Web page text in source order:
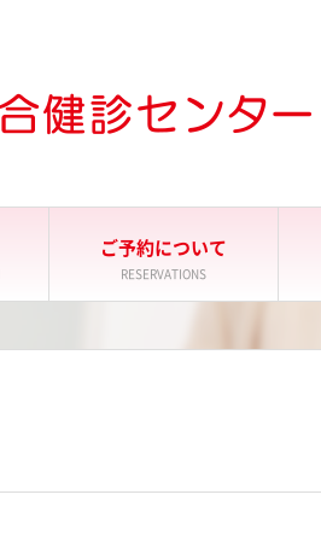
ご予約について
RESERVATIONS